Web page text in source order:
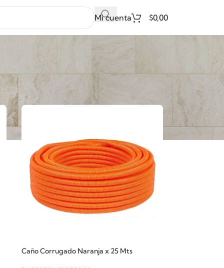
Mi cuenta $0,00
Caño Corrugado Naranja x 25 Mts